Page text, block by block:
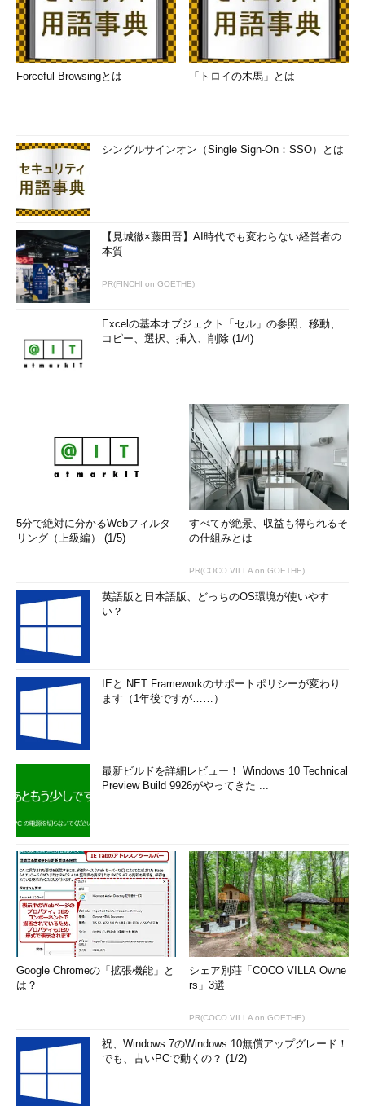
Forceful Browsingとは 「トロイの木馬」とは
シングルサインオン（Single Sign-On：SSO）とは
【見城徹×藤田晋】AI時代でも変わらない経営者の
本質
PR(FINCHI on GOETHE)
Excelの基本オブジェクト「セル」の参照、移動、
コピー、選択、挿入、削除 (1/4)
5分で絶対に分かるWebフィルタ
リング（上級編） (1/5)
すべてが絶景、収益も得られるそ
の仕組みとは
PR(COCO VILLA on GOETHE)
英語版と日本語版、どっちのOS環境が使いやす
い？
IEと.NET Frameworkのサポートポリシーが変わり
ます（1年後ですが……）
最新ビルドを詳細レビュー！ Windows 10 Technical
Preview Build 9926がやってきた ...
Google Chromeの「拡張機能」と
は？
シェア別荘「COCO VILLA Owne
rs」3選
PR(COCO VILLA on GOETHE)
祝、Windows 7のWindows 10無償アップグレード！
でも、古いPCで動くの？ (1/2)